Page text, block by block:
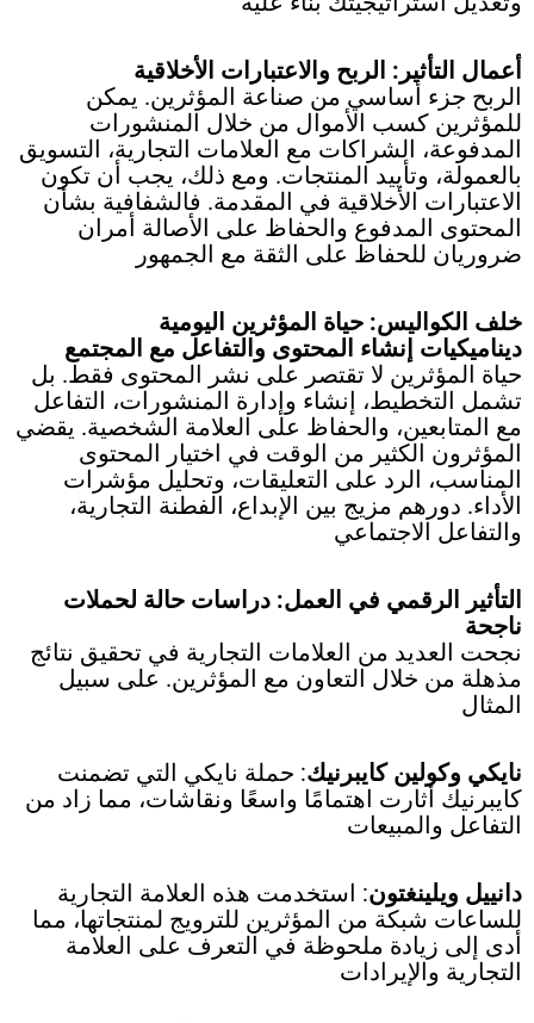
أعمال التأثير: الربح والاعتبارات الأخلاقية
الربح جزء أساسي من صناعة المؤثرين. يمكن
للمؤثرين كسب الأموال من خلال المنشورات
المدفوعة، الشراكات مع العلامات التجارية، التسويق
بالعمولة، وتأييد المنتجات. ومع ذلك، يجب أن تكون
الاعتبارات الأخلاقية في المقدمة. فالشفافية بشأن
المحتوى المدفوع والحفاظ على الأصالة أمران
ضروريان للحفاظ على الثقة مع الجمهور
خلف الكواليس: حياة المؤثرين اليومية
ديناميكيات إنشاء المحتوى والتفاعل مع المجتمع
حياة المؤثرين لا تقتصر على نشر المحتوى فقط. بل
تشمل التخطيط، إنشاء وإدارة المنشورات، التفاعل
مع المتابعين، والحفاظ على العلامة الشخصية. يقضي
المؤثرون الكثير من الوقت في اختيار المحتوى
المناسب، الرد على التعليقات، وتحليل مؤشرات
الأداء. دورهم مزيج بين الإبداع، الفطنة التجارية،
والتفاعل الاجتماعي
التأثير الرقمي في العمل: دراسات حالة لحملات
ناجحة
نجحت العديد من العلامات التجارية في تحقيق نتائج
مذهلة من خلال التعاون مع المؤثرين. على سبيل
المثال
نايكي وكولين كايبرنيك: حملة نايكي التي تضمنت
كايبرنيك أثارت اهتمامًا واسعًا ونقاشات، مما زاد من
التفاعل والمبيعات
دانييل ويلينغتون: استخدمت هذه العلامة التجارية
للساعات شبكة من المؤثرين للترويج لمنتجاتها، مما
أدى إلى زيادة ملحوظة في التعرف على العلامة
التجارية والإيرادات